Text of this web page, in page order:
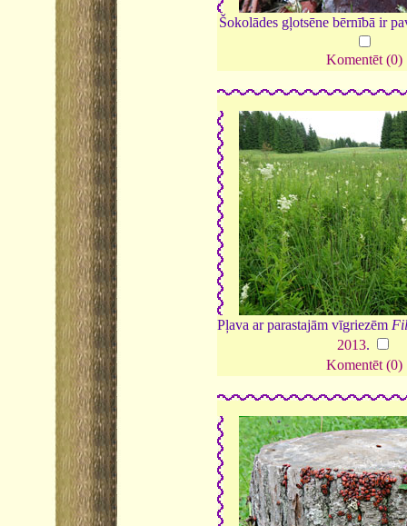
Šokolādes gļotsēne bērnībā ir
Komentēt (0)
Pļava ar parastajām vīgriezēm
2013.
Komentēt (0)